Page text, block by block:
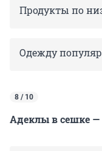
Продукты по
Одежду
8 / 10
Адеклы в сешке —